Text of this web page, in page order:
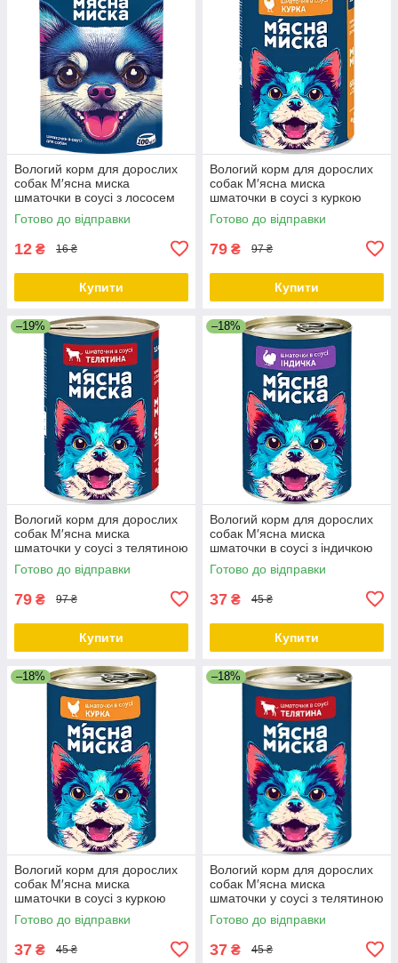
Вологий корм для дорослих
собак М′ясна миска
шматочки в соусі з лососем
100 гр 24 шт
Готово до відправки
12 ₴ 16 ₴
Купити
Вологий корм для дорослих
собак М′ясна миска
шматочки в соусі з куркою
1240 гр
Готово до відправки
79 ₴ 97 ₴
Купити
–19%
Вологий корм для дорослих
собак М′ясна миска
шматочки у соусі з телятиною
1240 гр
Готово до відправки
79 ₴ 97 ₴
Купити
–18%
Вологий корм для дорослих
собак М′ясна миска
шматочки в соусі з індичкою
415 гр
Готово до відправки
37 ₴ 45 ₴
Купити
–18%
Вологий корм для дорослих
собак М′ясна миска
шматочки в соусі з куркою
415 гр
Готово до відправки
37 ₴ 45 ₴
–18%
Вологий корм для дорослих
собак М′ясна миска
шматочки у соусі з телятиною
415 гр
Готово до відправки
37 ₴ 45 ₴